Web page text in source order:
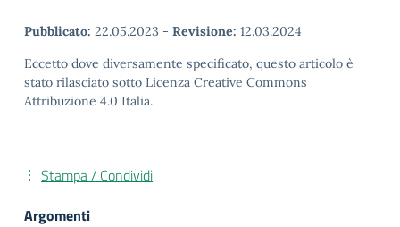
Pubblicato: 22.05.2023 - Revisione: 12.03.2024
Eccetto dove diversamente specificato, questo articolo è
stato rilasciato sotto Licenza Creative Commons
Attribuzione 4.0 Italia.
Stampa / Condividi
Argomenti